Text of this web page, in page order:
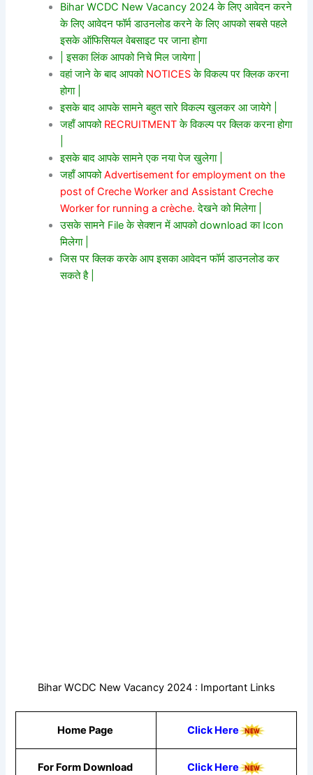
Bihar WCDC New Vacancy 2024 के लिए आवेदन करने
के लिए आवेदन फॉर्म डाउनलोड करने के लिए आपको सबसे पहले
इसके ऑफिसियल वेबसाइट पर जाना होगा
| इसका लिंक आपको निचे मिल जायेगा |
वहां जाने के बाद आपको NOTICESके विकल्प पर क्लिक करना
होगा |
इसके बाद आपके सामने बहुत सारे विकल्प खुलकर आ जायेगे |
जहाँ आपको RECRUITMENTके विकल्प पर क्लिक करना होगा
इसके बाद आपके सामने एक नया पेज खुलेगा |
जहाँ आपकोAdvertisement for employment on the
post of Creche Worker and Assistant Creche
Worker for running a crèche. देखने को मिलेगा |
उसके सामने File के सेक्शन में आपको download का Icon
मिलेगा |
जिस पर क्लिक करके आप इसका आवेदन फॉर्म डाउनलोड कर
सकते है |
Bihar WCDC New Vacancy 2024 : Important Links
Home Page Click Here
For Form Download Click Here